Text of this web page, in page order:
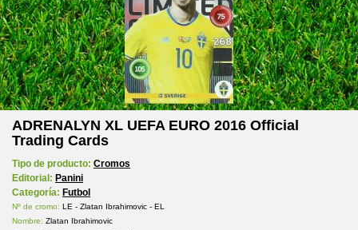
ADRENALYN XL UEFA EURO 2016 Official
Trading Cards
Tipo de producto: Cromos
Editorial: Panini
Categoría: Futbol
Nº de cromo: LE - Zlatan Ibrahimovic - EL
Nombre: Zlatan Ibrahimovic